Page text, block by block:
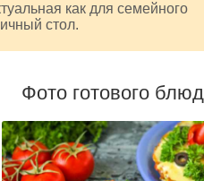
как для семейного
стол.
Фото готового